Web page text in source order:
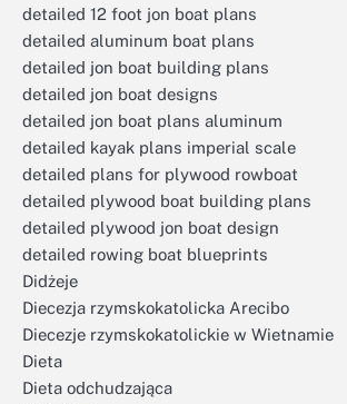
detailed 12 foot jon boat plans
detailed aluminum boat plans
detailed jon boat building plans
detailed jon boat designs
detailed jon boat plans aluminum
detailed kayak plans imperial scale
detailed plans for plywood rowboat
detailed plywood boat building plans
detailed plywood jon boat design
detailed rowing boat blueprints
Didżeje
Diecezja rzymskokatolicka Arecibo
Diecezje rzymskokatolickie w Wietnamie
Dieta
Dieta odchudzająca